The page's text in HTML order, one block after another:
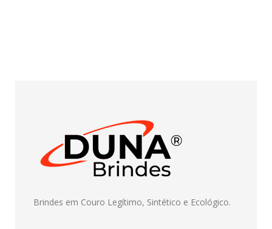
Brindes em Couro Legítimo, Sintético e Ecológico.